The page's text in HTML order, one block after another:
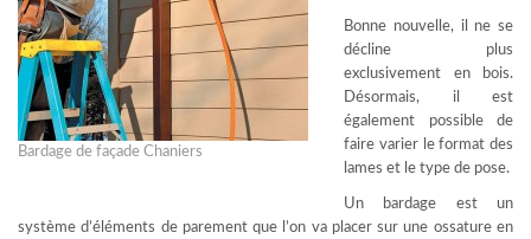
Bardage de façade Chaniers
Bonne nouvelle, il ne se
décline plus
exclusivement en bois.
Désormais, il est
également possible de
faire varier le format des
lames et le type de pose.
Un bardage est un
système d’éléments de parement que l’on va placer sur une ossature en